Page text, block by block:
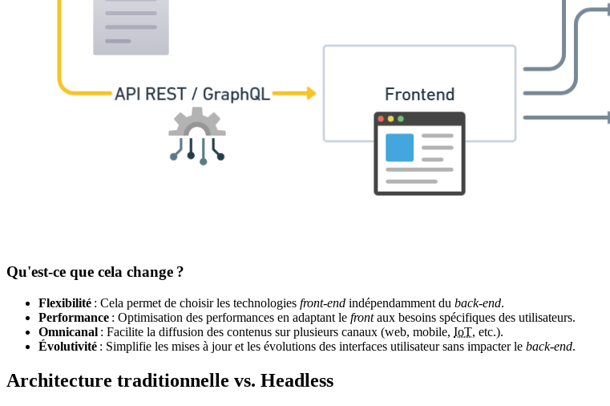
Qu'est-ce que cela change ?
Flexibilité : Cela permet de choisir les technologies front-end indépendamment du back-end.
Performance : Optimisation des performances en adaptant le frontaux besoins spécifiques des utilisateurs.
Omnicanal : Facilite la diffusion des contenus sur plusieurs canaux (web, mobile, IoT, etc.).
Évolutivité : Simplifie les mises à jour et les évolutions des interfaces utilisateur sans impacter le back-end.
Architecture traditionnelle vs. Headless